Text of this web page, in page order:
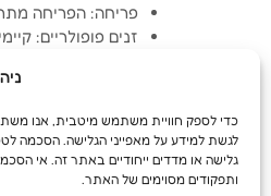
לגשת למידע על מאפייני הגלישה. הסכמה
גלישה או מדדים ייחודיים באתר זה. אי
ותפקודים מסוימים של האתר.
פריחה: הפריחה
זנים פופולריים:
פלומריה לבנה: זן
פלומריה צהובה: זן
פלומריה דו-